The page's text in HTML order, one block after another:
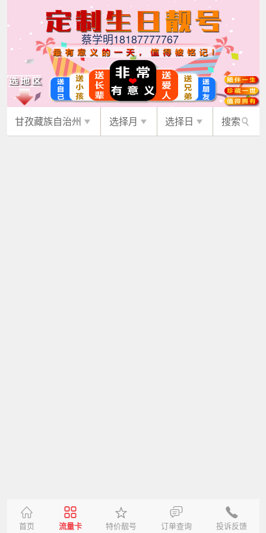
蔡学明18187777767
甘孜藏族自治州 选择月 选择日 搜索
首页 流量卡 特价靓号 订单查询 投诉反馈